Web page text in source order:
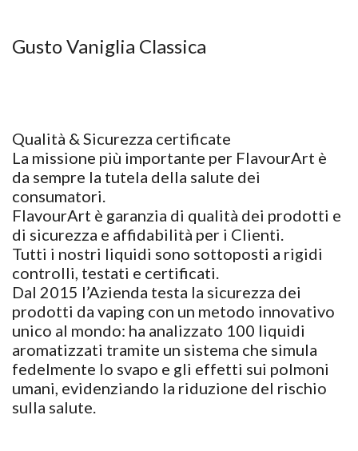
Gusto Vaniglia Classica
Qualità & Sicurezza certificate
La missione più importante per FlavourArt è
da sempre la tutela della salute dei
consumatori.
FlavourArt è garanzia di qualità dei prodotti e
di sicurezza e affidabilità per i Clienti.
Tutti i nostri liquidi sono sottoposti a rigidi
controlli, testati e certificati.
Dal 2015 l’Azienda testa la sicurezza dei
prodotti da vaping con un metodo innovativo
unico al mondo: ha analizzato 100 liquidi
aromatizzati tramite un sistema che simula
fedelmente lo svapo e gli effetti sui polmoni
umani, evidenziando la riduzione del rischio
sulla salute.